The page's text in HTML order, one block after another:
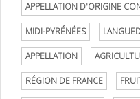
APPELLATION D'ORIGINE
MIDI-PYRÉNÉES
APPELLATION
RÉGION DE FRANCE